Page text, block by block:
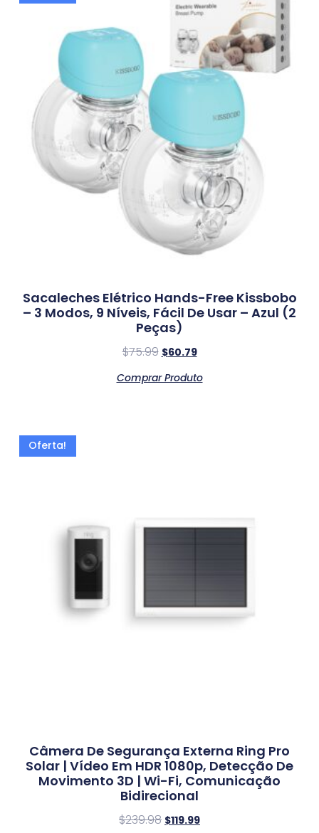
Sacaleches Elétrico Hands-Free Kissbobo
– 3 Modos, 9 Níveis, Fácil De Usar – Azul (2
Peças)
$75.99 $60.79
Comprar Produto
Oferta!
Câmera De Segurança Externa Ring Pro
Solar | Vídeo Em HDR 1080p, Detecção De
Movimento 3D | Wi-Fi, Comunicação
Bidirecional
$239.98 $119.99